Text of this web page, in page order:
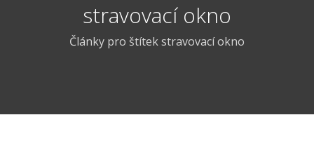
stravovací okno
Články pro štítek stravovací okno